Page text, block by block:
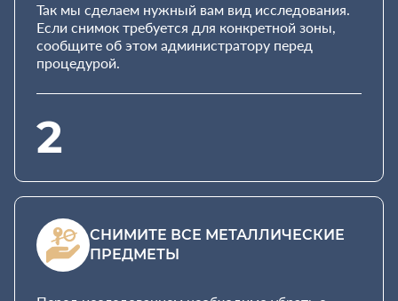
Так мы сделаем нужный вам вид исследования.
Если снимок требуется для конкретной зоны,
сообщите об этом администратору перед
процедурой.
2
СНИМИТЕ ВСЕ МЕТАЛЛИЧЕСКИЕ
ПРЕДМЕТЫ